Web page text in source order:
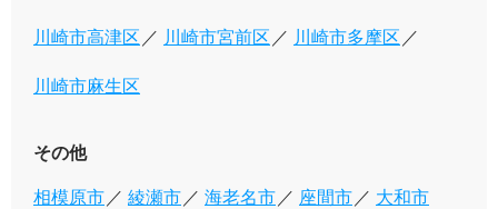
川崎市高津区 川崎市宮前区 川崎市多摩区
川崎市麻生区
その他
相模原市 綾瀬市 海老名市 座間市 大和市